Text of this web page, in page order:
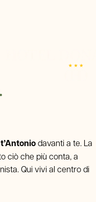
Quadrupla
Ristorante
Gallery
davanti a te. La
ciò che più conta, a
Qui vivi al centro di